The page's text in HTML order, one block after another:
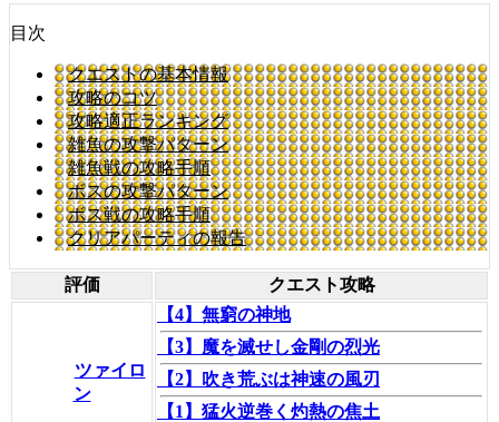
目次
クエストの基本情報
攻略のコツ
攻略適正ランキング
雑魚の攻撃パターン
雑魚戦の攻略手順
ボスの攻撃パターン
ボス戦の攻略手順
クリアパーティの報告
評価 クエスト攻略
ツァイロ
ン
【4】無窮の神地
【3】魔を滅せし金剛の烈光
【2】吹き荒ぶは神速の風刃
【1】猛火逆巻く灼熱の焦土